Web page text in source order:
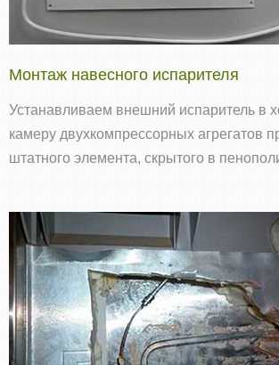
Монтаж навесного испарителя
Устанавливаем внешний испаритель в
камеру двухкомпрессорных агрегатов
штатного элемента, скрытого в